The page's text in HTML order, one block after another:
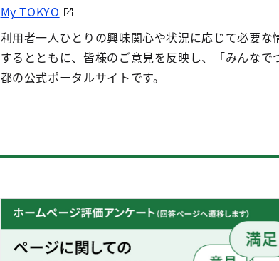
My TOKYO
利用者一人ひとりの興味関心や状況に応じて必要な
するとともに、皆様のご意見を反映し、「みんなで
都の公式ポータルサイトです。